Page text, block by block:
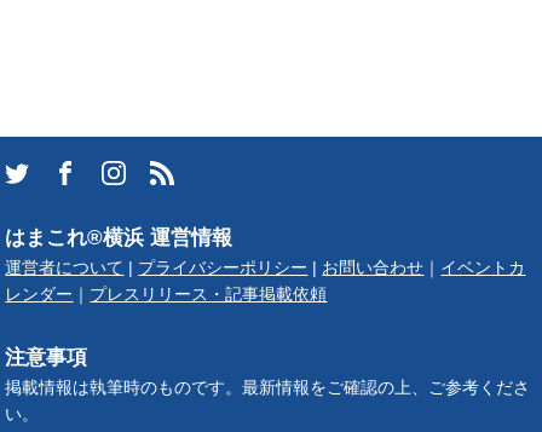
はまこれ®横浜 運営情報
運営者について プライバシーポリシー お問い合わせ
イベントカ
レンダー
プレスリリース・記事掲載依頼
注意事項
掲載情報は執筆時のものです。最新情報をご確認の上、ご参考くださ
い。